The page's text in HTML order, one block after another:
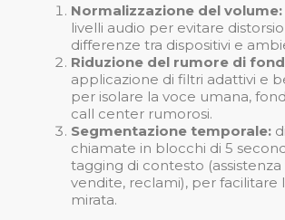
Normalizzazione del volume:
livelli audio per evitare
differenze tra dispositivi e
Riduzione del rumore di
applicazione di filtri adattivi e
per isolare la voce umana,
call center rumorosi.
Segmentazione temporale:
chiamate in blocchi di 5
tagging di contesto
vendite, reclami), per facilitare
mirata.